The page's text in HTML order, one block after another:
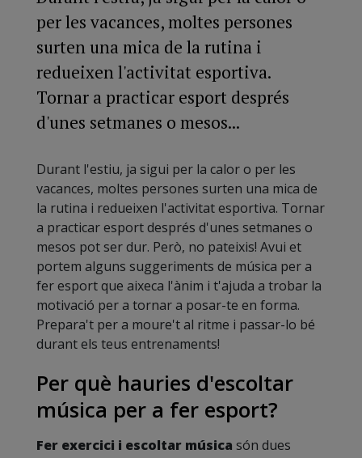
per les vacances, moltes persones
surten una mica de la rutina i
redueixen l'activitat esportiva.
Tornar a practicar esport després
d'unes setmanes o mesos...
Durant l'estiu, ja sigui per la calor o per les
vacances, moltes persones surten una mica de
la rutina i redueixen l'activitat esportiva. Tornar
a practicar esport després d'unes setmanes o
mesos pot ser dur. Però, no pateixis! Avui et
portem alguns suggeriments de música per a
fer esport que aixeca l'ànim i t'ajuda a trobar la
motivació per a tornar a posar-te en forma.
Prepara't per a moure't al ritme i passar-lo bé
durant els teus entrenaments!
Per què hauries d'escoltar
música per a fer esport?
Fer exercici i escoltar música són dues